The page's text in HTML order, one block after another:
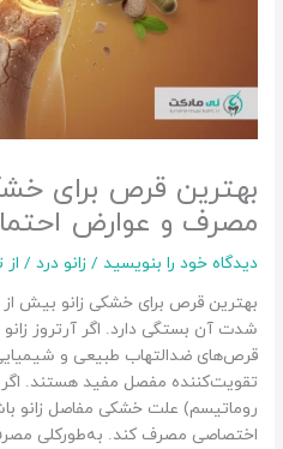
بهترین قرص برای
مصرف و عوارض
دیدگاه‌ خود را بنویسید / زانو درد / از
بهترین قرص برای خشکی زانو بیش
شدت آن بستگی دارد. اگر آرتروز
قرص‌های ضدالتهاب طبیعی و
تقویت‌کننده مفصل مفید هستند.
روماتیسم) علت خشکی مفاصل زانو
اختصاصی مصرف کند. به‌طورکلی